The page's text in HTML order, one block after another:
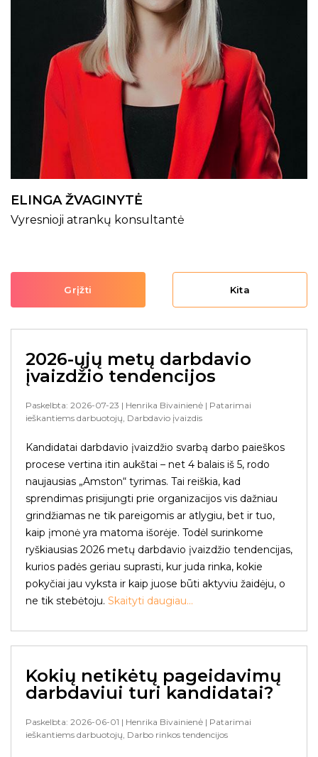
ELINGA ŽVAGINYTĖ
Vyresnioji atrankų konsultantė
Grįžti Kita
2026-ųjų metų darbdavio
įvaizdžio tendencijos
Paskelbta: 2026-07-23 | Henrika Bivainienė | Patarimai
ieškantiems darbuotojų, Darbdavio įvaizdis
Kandidatai darbdavio įvaizdžio svarbą darbo paieškos
procese vertina itin aukštai – net 4 balais iš 5, rodo
naujausias „Amston“ tyrimas. Tai reiškia, kad
sprendimas prisijungti prie organizacijos vis dažniau
grindžiamas ne tik pareigomis ar atlygiu, bet ir tuo,
kaip įmonė yra matoma išorėje. Todėl surinkome
ryškiausias 2026 metų darbdavio įvaizdžio tendencijas,
kurios padės geriau suprasti, kur juda rinka, kokie
pokyčiai jau vyksta ir kaip juose būti aktyviu žaidėju, o
ne tik stebėtoju. Skaityti daugiau...
Kokių netikėtų pageidavimų
darbdaviui turi kandidatai?
Paskelbta: 2026-06-01 | Henrika Bivainienė | Patarimai
ieškantiems darbuotojų, Darbo rinkos tendencijos